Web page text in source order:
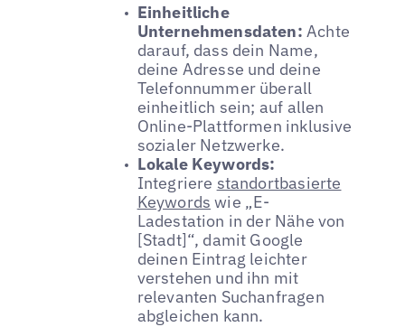
Einheitliche
Unternehmensdaten: Achte
darauf, dass dein Name,
deine Adresse und deine
Telefonnummer überall
einheitlich sein; auf allen
Online-Plattformen inklusive
sozialer Netzwerke.
Lokale Keywords:
Integriere standortbasierte
Keywords wie „E-
Ladestation in der Nähe von
[Stadt]“, damit Google
deinen Eintrag leichter
verstehen und ihn mit
relevanten Suchanfragen
abgleichen kann.